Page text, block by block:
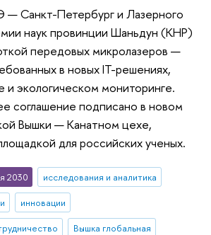
Санкт-Петербург и Лазерного
наук провинции Шаньдун (КНР)
передовых микролазеров —
в новых IT-решениях,
и экологическом мониторинге.
соглашение подписано в новом
Вышки — Канатном цехе,
для российских ученых.
2030
исследования и аналитика
инновации
Вышка глобальная